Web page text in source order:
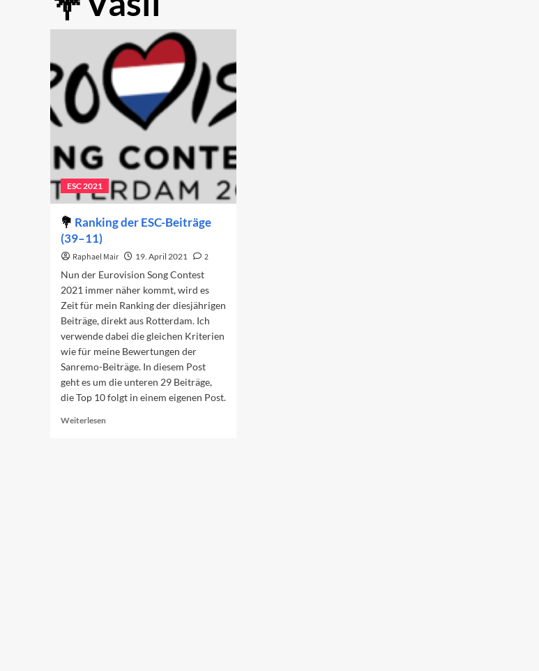
ESC 2021
Ranking der ESC-Beiträge
(39–11)
Raphael Mair 19. April 2021
2
Nun der Eurovision Song Contest
2021 immer näher kommt, wird es
Zeit für mein Ranking der diesjährigen
Beiträge, direkt aus Rotterdam. Ich
verwende dabei die gleichen Kriterien
wie für meine Bewertungen der
Sanremo-Beiträge. In diesem Post
geht es um die unteren 29 Beiträge,
die Top 10 folgt in einem eigenen Post.
Weiterlesen